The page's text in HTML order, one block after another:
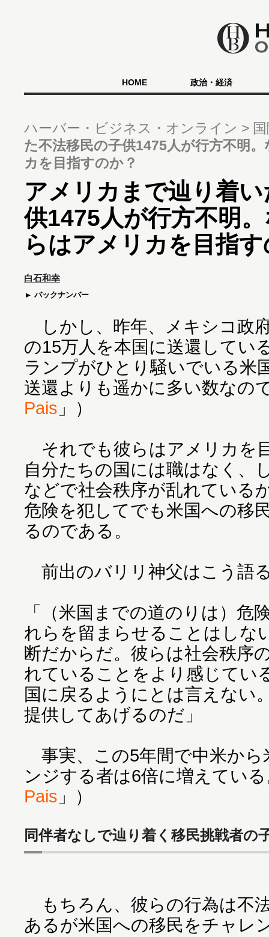
HOME 政治・経済
ハーバー・ビジネス・オンライン
た不法移民の子供1475人が行方不明
カを目指すのか？
アメリカまで辿り着
供1475人が行方不明
らはアメリカを目指
白石和幸
バックナンバー
しかし、昨年、メキシコ政
の15万人を本国に送還してい
ランプがひとり騒いでいる米
送還よりも遥かに多い数なの
Pais 」）
それでも彼らはアメリカを
自分たちの国には職はなく、
などで社会秩序が乱れている
危険を犯してでも米国への移
るのである。
前出のバリリ神父はこう語
「（米国までの道のりは）危
れらを留まらせることはしな
断だからだ。彼らは社会秩序
れていることをより感じてい
国に戻るようにとは言えない
提供してあげるのだ」
事実、この5年間で中米から
ンジする者は6倍に増えてい
Pais 」）
同伴者なしで辿り着く移民挑戦者の
もちろん、彼らの行為は不
あるが米国への移民をチャレ